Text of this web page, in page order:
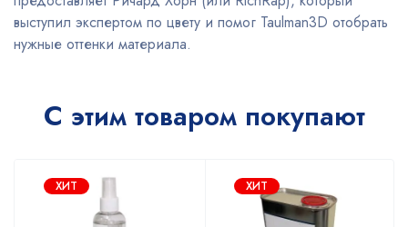
выступил экспертом по цвету и помог Taulman3D отобрать
нужные оттенки материала.
С этим товаром покупают
ХИТ ХИТ